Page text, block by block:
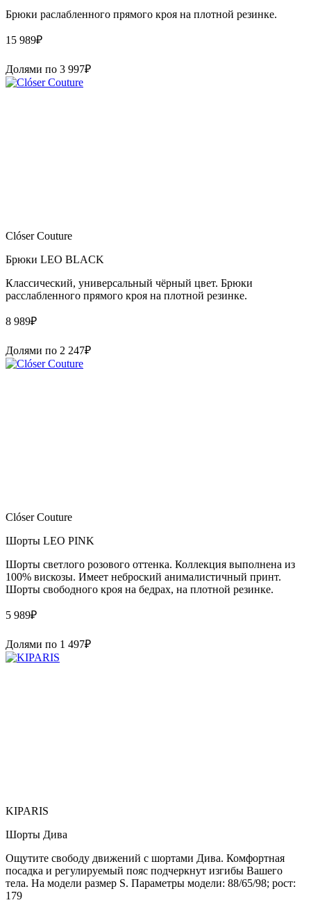
Брюки раслабленного прямого кроя на плотной резинке.
15 989₽
Долями по 3 997₽
Clóser Couture
Брюки LEO BLACK
Классический, универсальный чёрный цвет. Брюки
расслабленного прямого кроя на плотной резинке.
8 989₽
Долями по 2 247₽
Clóser Couture
Шорты LEO PINK
Шорты светлого розового оттенка. Коллекция выполнена из
100% вискозы. Имеет неброский анималистичный принт.
Шорты свободного кроя на бедрах, на плотной резинке.
5 989₽
Долями по 1 497₽
KIPARIS
Шорты Дива
Ощутите свободу движений с шортами Дива. Комфортная
посадка и регулируемый пояс подчеркнут изгибы Вашего
тела. На модели размер S. Параметры модели: 88/65/98; рост:
179